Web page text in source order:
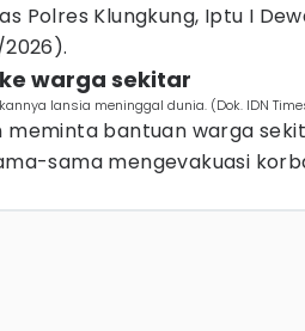
Polres Klungkung, Iptu I
warga sekitar
lansia meninggal dunia. (Dok. IDN
meminta bantuan warga
sama mengevakuasi